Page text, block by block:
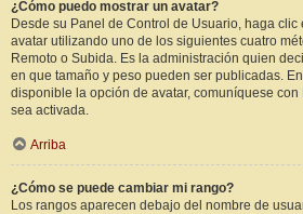
¿Cómo puedo mostrar un avatar?
Desde su Panel de Control de Usuario, haga clic
avatar utilizando uno de los siguientes cuatro
Remoto o Subida. Es la administración quien
en que tamaño y peso pueden ser publicadas.
disponible la opción de avatar, comuníquese
sea activada.
Arriba
¿Cómo se puede cambiar mi rango?
Los rangos aparecen debajo del nombre de